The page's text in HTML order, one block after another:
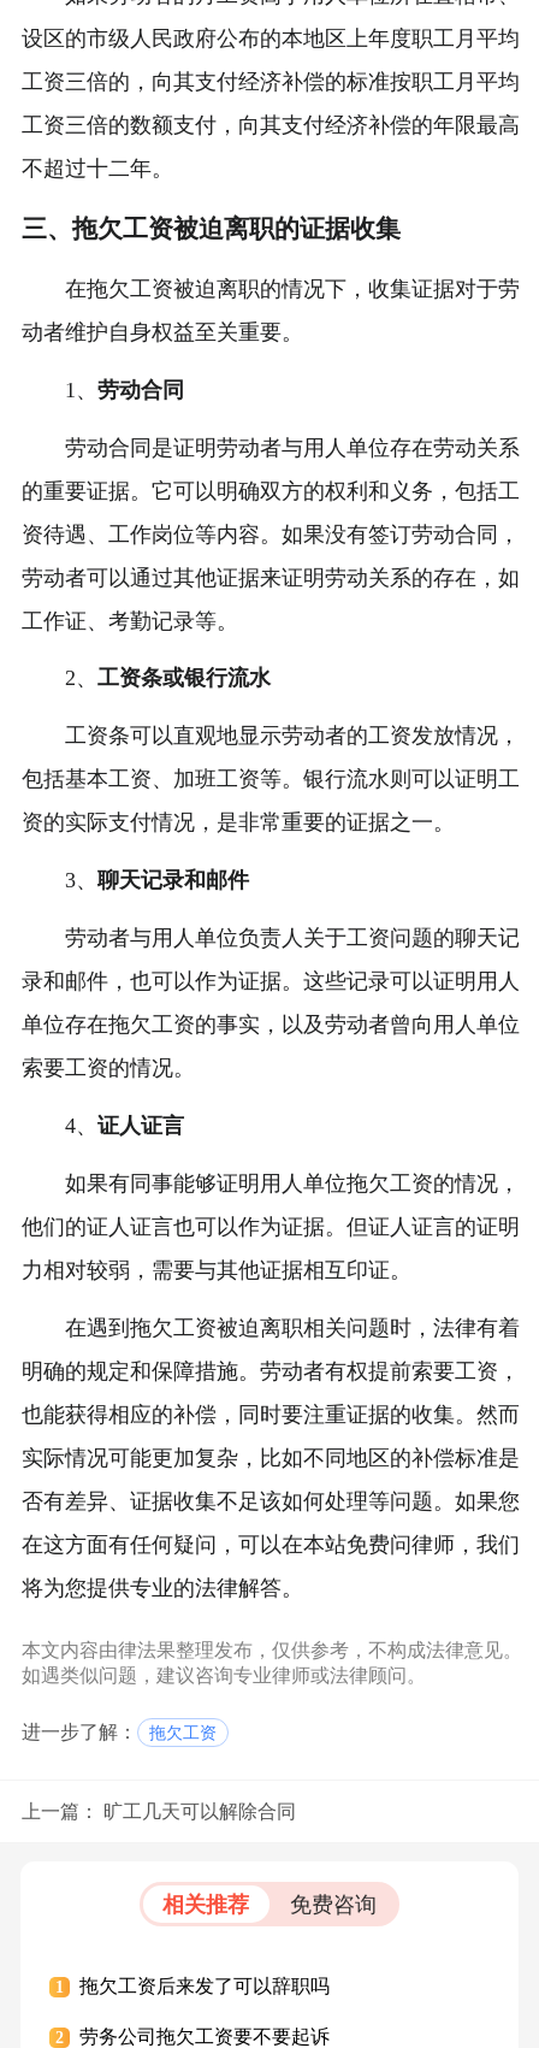
设区的市级人民政府公布的本地区上年度职工月平均
工资三倍的，向其支付经济补偿的标准按职工月平均
工资三倍的数额支付，向其支付经济补偿的年限最高
不超过十二年。
三、拖欠工资被迫离职的证据收集
在拖欠工资被迫离职的情况下，收集证据对于劳
动者维护自身权益至关重要。
1、 劳动合同
劳动合同是证明劳动者与用人单位存在劳动关系
的重要证据。它可以明确双方的权利和义务，包括工
资待遇、工作岗位等内容。如果没有签订劳动合同，
劳动者可以通过其他证据来证明劳动关系的存在，如
工作证、考勤记录等。
2、 工资条或银行流水
工资条可以直观地显示劳动者的工资发放情况，
包括基本工资、加班工资等。银行流水则可以证明工
资的实际支付情况，是非常重要的证据之一。
3、 聊天记录和邮件
劳动者与用人单位负责人关于工资问题的聊天记
录和邮件，也可以作为证据。这些记录可以证明用人
单位存在拖欠工资的事实，以及劳动者曾向用人单位
索要工资的情况。
4、 证人证言
如果有同事能够证明用人单位拖欠工资的情况，
他们的证人证言也可以作为证据。但证人证言的证明
力相对较弱，需要与其他证据相互印证。
在遇到拖欠工资被迫离职相关问题时，法律有着
明确的规定和保障措施。劳动者有权提前索要工资，
也能获得相应的补偿，同时要注重证据的收集。然而
实际情况可能更加复杂，比如不同地区的补偿标准是
否有差异、证据收集不足该如何处理等问题。如果您
在这方面有任何疑问，可以在本站免费问律师，我们
将为您提供专业的法律解答。
本文内容由律法果整理发布，仅供参考，不构成法律意见。
如遇类似问题，建议咨询专业律师或法律顾问。
进一步了解： 拖欠工资
上一篇： 旷工几天可以解除合同
相关推荐 免费咨询
1 拖欠工资后来发了可以辞职吗
2 劳务公司拖欠工资要不要起诉